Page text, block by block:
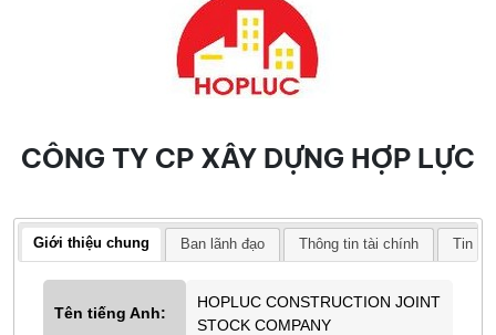
CÔNG TY CP XÂY DỰNG HỢP LỰC
Giới thiệu chung Ban lãnh đạo Thông tin tài chính Tin
Tên tiếng Anh:
HOPLUC CONSTRUCTION JOINT
STOCK COMPANY